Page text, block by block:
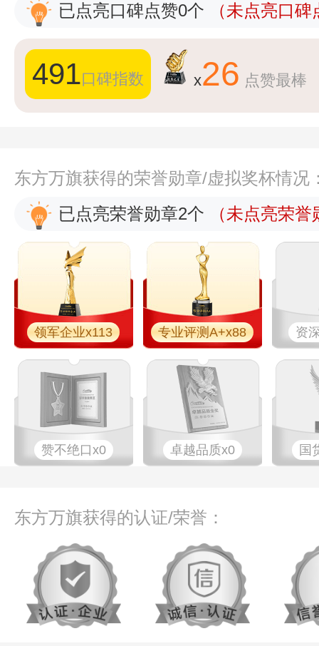
已点亮口碑点赞0个
（未点亮口
491口碑指数 x26 点赞最棒
东方万旗获得的荣誉勋章/虚拟奖杯情况
已点亮荣誉勋章2个
（未点亮荣
领军企业x113 专业评测A+x88 资
赞不绝口x0 卓越品质x0 国
东方万旗获得的认证/荣誉：